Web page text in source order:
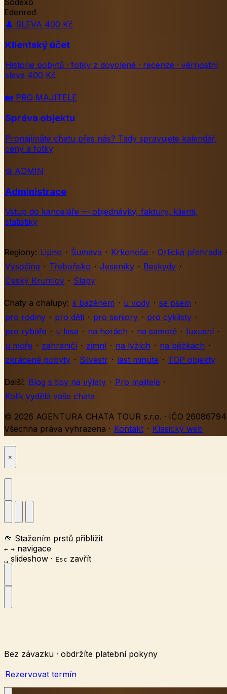
Sodexo
Edenred
👤 SLEVA 400 Kč
Klientský účet
Historie pobytů · fotky z dovolené · recenze · věrnostní
sleva 400 Kč
🏡 PRO MAJITELE
Správa objektu
Pronajímáte chatu přes nás? Tady spravujete kalendář,
ceny a fotky
⚙️ ADMIN
Administrace
Vstup do kanceláře — objednávky, faktury, klienti,
statistiky
Regiony: Lipno · Šumava · Krkonoše · Orlická přehrada ·
Vysočina · Třeboňsko · Jeseníky · Beskydy ·
Český Krumlov · Slapy
Chaty a chalupy: s bazénem · u vody · se psem ·
pro rodiny · pro děti · pro seniory · pro cyklisty ·
pro rybáře · u lesa · na horách · na samotě · luxusní ·
u moře · zahraničí · zimní · na lyžích · na běžkách ·
zkrácené pobyty · Silvestr · last minute · TOP objekty
Další: Blog s tipy na výlety · Pro majitele ·
Kolik vydělá vaše chata
© 2026 AGENTURA CHATA TOUR s.r.o. · IČO 26086794
Všechna práva vyhrazena · Kontakt · Klasický web
×
🤏 Stažením prstů přiblížit
← → navigace
␣ slideshow · Esc zavřít
Bez závazku · obdržíte platební pokyny
Rezervovat termín